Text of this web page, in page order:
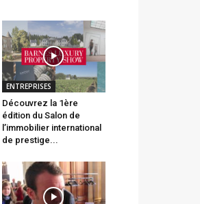
ENTREPRISES
Découvrez la 1ère
édition du Salon de
l’immobilier international
de prestige...